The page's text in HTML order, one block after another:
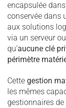
encapsulée
conservée dans
aux solutions
via un serveur
qu’aucune clé
périmètre
Cette gestion
les mêmes
gestionnaires